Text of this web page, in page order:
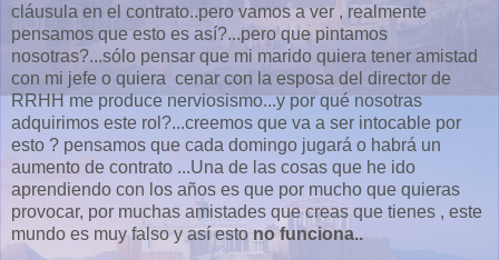
cláusula en el contrato..pero vamos a ver , realmente
pensamos que esto es así?...pero que pintamos
nosotras?...sólo pensar que mi marido quiera tener amistad
con mi jefe o quiera cenar con la esposa del director de
RRHH me produce nerviosismo...y por qué nosotras
adquirimos este rol?...creemos que va a ser intocable por
esto ? pensamos que cada domingo jugará o habrá un
aumento de contrato ...Una de las cosas que he ido
aprendiendo con los años es que por mucho que quieras
provocar, por muchas amistades que creas que tienes , este
mundo es muy falso y así esto no funciona..